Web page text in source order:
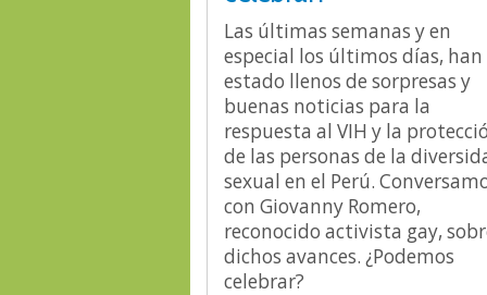
Las últimas semanas y en
especial los últimos días, han
estado llenos de sorpresas y
buenas noticias para la
respuesta al VIH y la
de las personas de la
sexual en el Perú.
con Giovanny Romero,
reconocido activista gay,
dichos avances. ¿Podemos
celebrar?